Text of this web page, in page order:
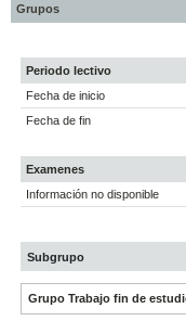
Grupos
Periodo lectivo
Fecha de inicio
Fecha de fin
Examenes
Información no disponible
Subgrupo
Grupo Trabajo fin de